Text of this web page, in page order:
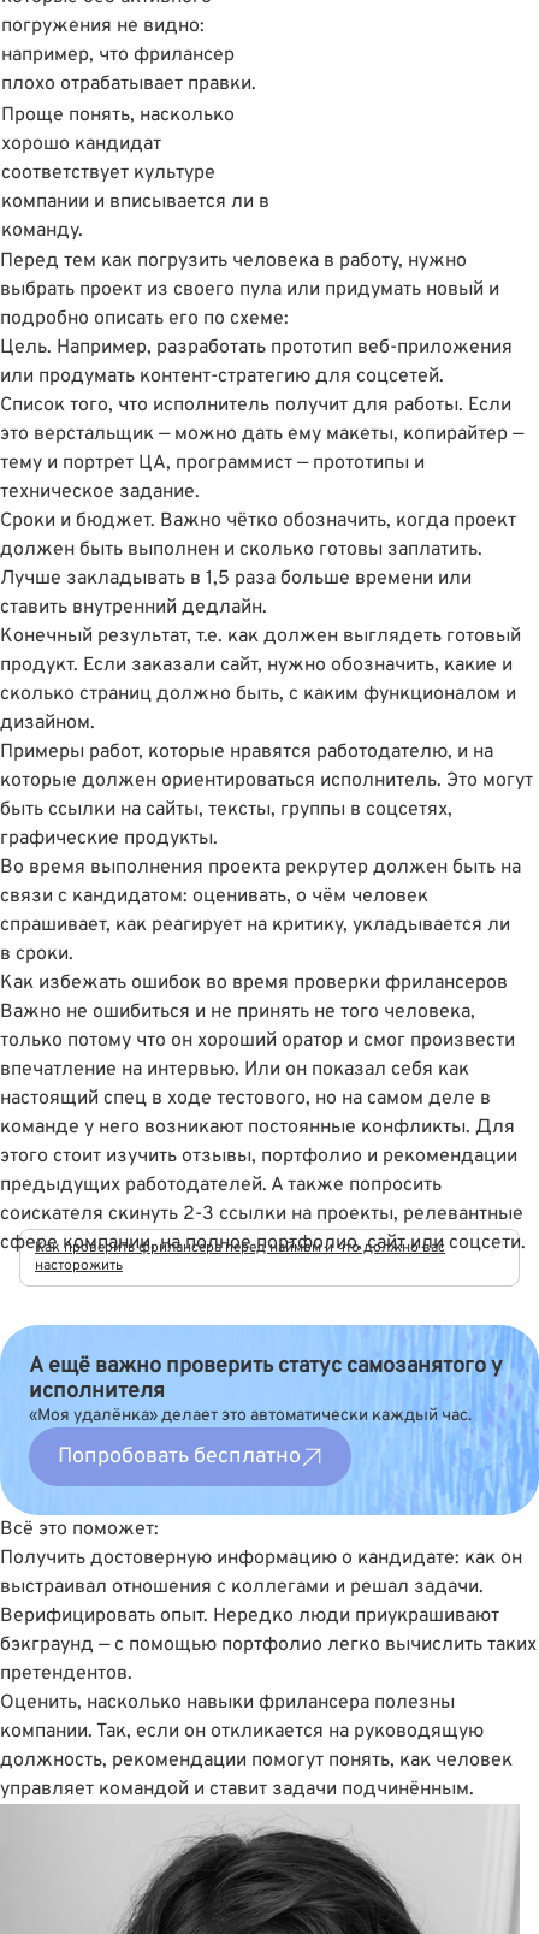
погружения не видно:
например, что фрилансер
плохо отрабатывает правки.
Проще понять, насколько
хорошо кандидат
соответствует культуре
компании и вписывается ли в
команду.
Перед тем как погрузить человека в работу, нужно
выбрать проект из своего пула или придумать новый и
подробно описать его по схеме:
Цель. Например, разработать прототип веб-приложения
или продумать контент-стратегию для соцсетей.
Список того, что исполнитель получит для работы. Если
это верстальщик — можно дать ему макеты, копирайтер —
тему и портрет ЦА, программист — прототипы и
техническое задание.
Сроки и бюджет. Важно чётко обозначить, когда проект
должен быть выполнен и сколько готовы заплатить.
Лучше закладывать в 1,5 раза больше времени или
ставить внутренний дедлайн.
Конечный результат, т.е. как должен выглядеть готовый
продукт. Если заказали сайт, нужно обозначить, какие и
сколько страниц должно быть, с каким функционалом и
дизайном.
Примеры работ, которые нравятся работодателю, и на
которые должен ориентироваться исполнитель. Это могут
быть ссылки на сайты, тексты, группы в соцсетях,
графические продукты.
Во время выполнения проекта рекрутер должен быть на
связи с кандидатом: оценивать, о чём человек
спрашивает, как реагирует на критику, укладывается ли
в сроки.
Как избежать ошибок во время проверки фрилансеров
Важно не ошибиться и не принять не того человека,
только потому что он хороший оратор и смог произвести
впечатление на интервью. Или он показал себя как
настоящий спец в ходе тестового, но на самом деле в
команде у него возникают постоянные конфликты. Для
этого стоит изучить отзывы, портфолио и рекомендации
предыдущих работодателей. А также попросить
соискателя скинуть 2-3 ссылки на проекты, релевантные
сфере компании, на полное портфолио, сайт или соцсети.
Как проверить фрилансера перед наймом и что должно вас
насторожить
А ещё важно проверить статус самозанятого у
исполнителя
«Моя удалёнка» делает это автоматически каждый час.
Попробовать бесплатно
Всё это поможет:
Получить достоверную информацию о кандидате: как он
выстраивал отношения с коллегами и решал задачи.
Верифицировать опыт. Нередко люди приукрашивают
бэкграунд — с помощью портфолио легко вычислить таких
претендентов.
Оценить, насколько навыки фрилансера полезны
компании. Так, если он откликается на руководящую
должность, рекомендации помогут понять, как человек
управляет командой и ставит задачи подчинённым.